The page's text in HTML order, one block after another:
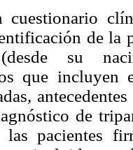
cuestionario
de la
(desde su
que
de
las pacientes